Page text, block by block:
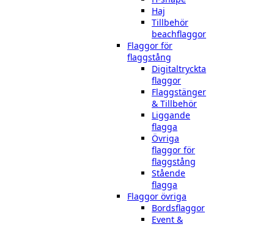
Haj
Tillbehör
beachflaggor
Flaggor för
flaggstång
Digitaltryckta
flaggor
Flaggstänger
& Tillbehör
Liggande
flagga
Övriga
flaggor för
flaggstång
Stående
flagga
Flaggor övriga
Bordsflaggor
Event &